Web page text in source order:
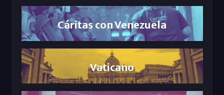
Cáritas con Venezuela
Vaticano